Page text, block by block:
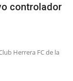
controlador
Herrera FC de la